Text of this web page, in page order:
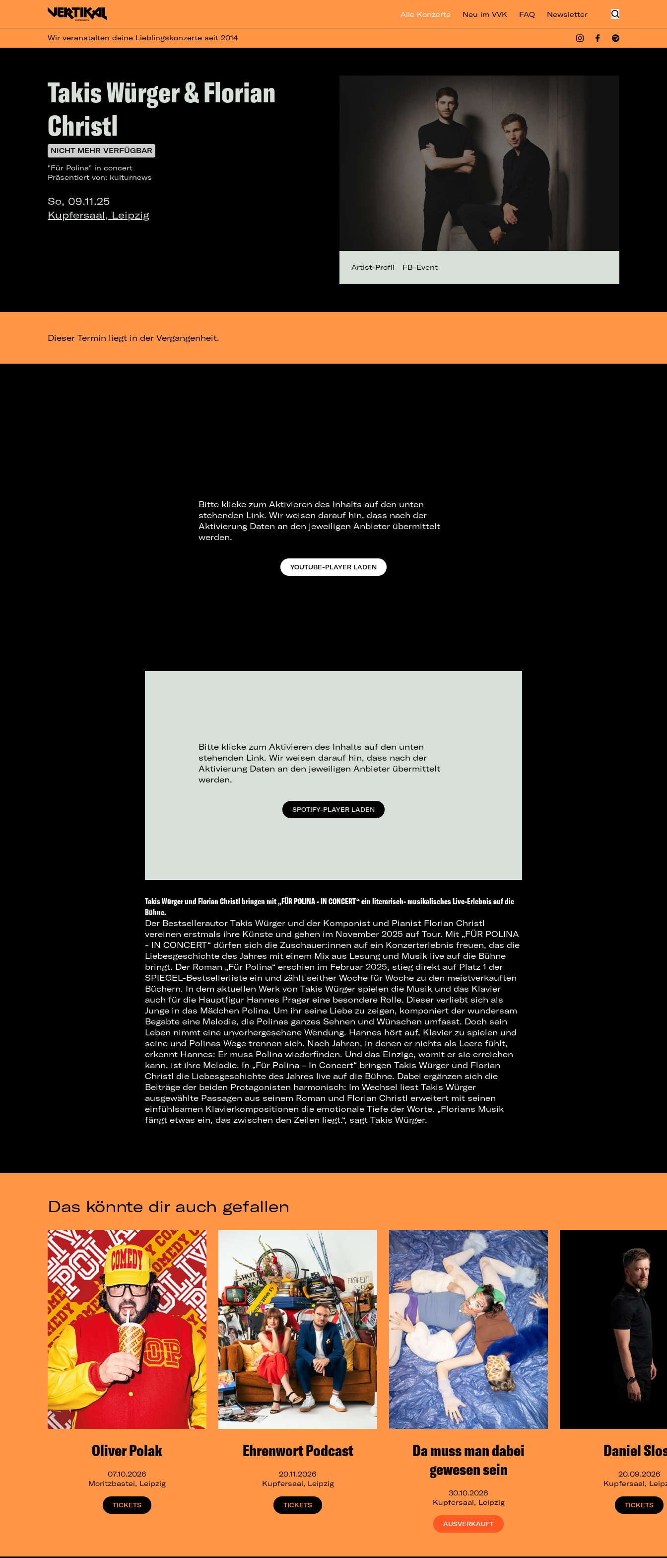
Alle Konzerte Neu im VVK FAQ Newsletter
Wir veranstalten deine Lieblingskonzerte seit 2014
Takis Würger & Florian
Christl
NICHT MEHR VERFÜGBAR
"Für Polina" in concert
Präsentiert von: kulturnews
So, 09.11.25
Kupfersaal, Leipzig
Artist-Profil FB-Event
Dieser Termin liegt in der Vergangenheit.
Bitte klicke zum Aktivieren des Inhalts auf den unten
stehenden Link. Wir weisen darauf hin, dass nach der
Aktivierung Daten an den jeweiligen Anbieter übermittelt
werden.
YOUTUBE-PLAYER LADEN
Bitte klicke zum Aktivieren des Inhalts auf den unten
stehenden Link. Wir weisen darauf hin, dass nach der
Aktivierung Daten an den jeweiligen Anbieter übermittelt
werden.
SPOTIFY-PLAYER LADEN
Takis Würger und Florian Christl bringen mit „FÜR POLINA - IN CONCERT“ ein literarisch- musikalisches Live-Erlebnis auf die
Bühne.
Der Bestsellerautor Takis Würger und der Komponist und Pianist Florian Christl
vereinen erstmals ihre Künste und gehen im November 2025 auf Tour. Mit „FÜR POLINA
- IN CONCERT“ dürfen sich die Zuschauer:innen auf ein Konzerterlebnis freuen, das die
Liebesgeschichte des Jahres mit einem Mix aus Lesung und Musik live auf die Bühne
bringt. Der Roman „Für Polina“ erschien im Februar 2025, stieg direkt auf Platz 1 der
SPIEGEL-Bestsellerliste ein und zählt seither Woche für Woche zu den meistverkauften
Büchern. In dem aktuellen Werk von Takis Würger spielen die Musik und das Klavier
auch für die Hauptfigur Hannes Prager eine besondere Rolle. Dieser verliebt sich als
Junge in das Mädchen Polina. Um ihr seine Liebe zu zeigen, komponiert der wundersam
Begabte eine Melodie, die Polinas ganzes Sehnen und Wünschen umfasst. Doch sein
Leben nimmt eine unvorhergesehene Wendung. Hannes hört auf, Klavier zu spielen und
seine und Polinas Wege trennen sich. Nach Jahren, in denen er nichts als Leere fühlt,
erkennt Hannes: Er muss Polina wiederfinden. Und das Einzige, womit er sie erreichen
kann, ist ihre Melodie. In „Für Polina – In Concert“ bringen Takis Würger und Florian
Christl die Liebesgeschichte des Jahres live auf die Bühne. Dabei ergänzen sich die
Beiträge der beiden Protagonisten harmonisch: Im Wechsel liest Takis Würger
ausgewählte Passagen aus seinem Roman und Florian Christl erweitert mit seinen
einfühlsamen Klavierkompositionen die emotionale Tiefe der Worte. „Florians Musik
fängt etwas ein, das zwischen den Zeilen liegt.“, sagt Takis Würger.
Das könnte dir auch gefallen
Oliver Polak
07.10.2026
Moritzbastei, Leipzig
TICKETS
Ehrenwort Podcast
20.11.2026
Kupfersaal, Leipzig
TICKETS
Da muss man dabei
gewesen sein
30.10.2026
Kupfersaal, Leipzig
AUSVERKAUFT
Daniel
20.09.2026
Kupfersaal,
TICKETS